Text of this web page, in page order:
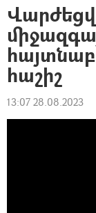
հաշիշ
13:07 28.08.2023